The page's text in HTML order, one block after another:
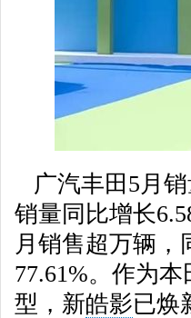
广汽丰田5月销
销量同比增长
月销售超万辆，
77.61%。作为
型，新皓影已焕